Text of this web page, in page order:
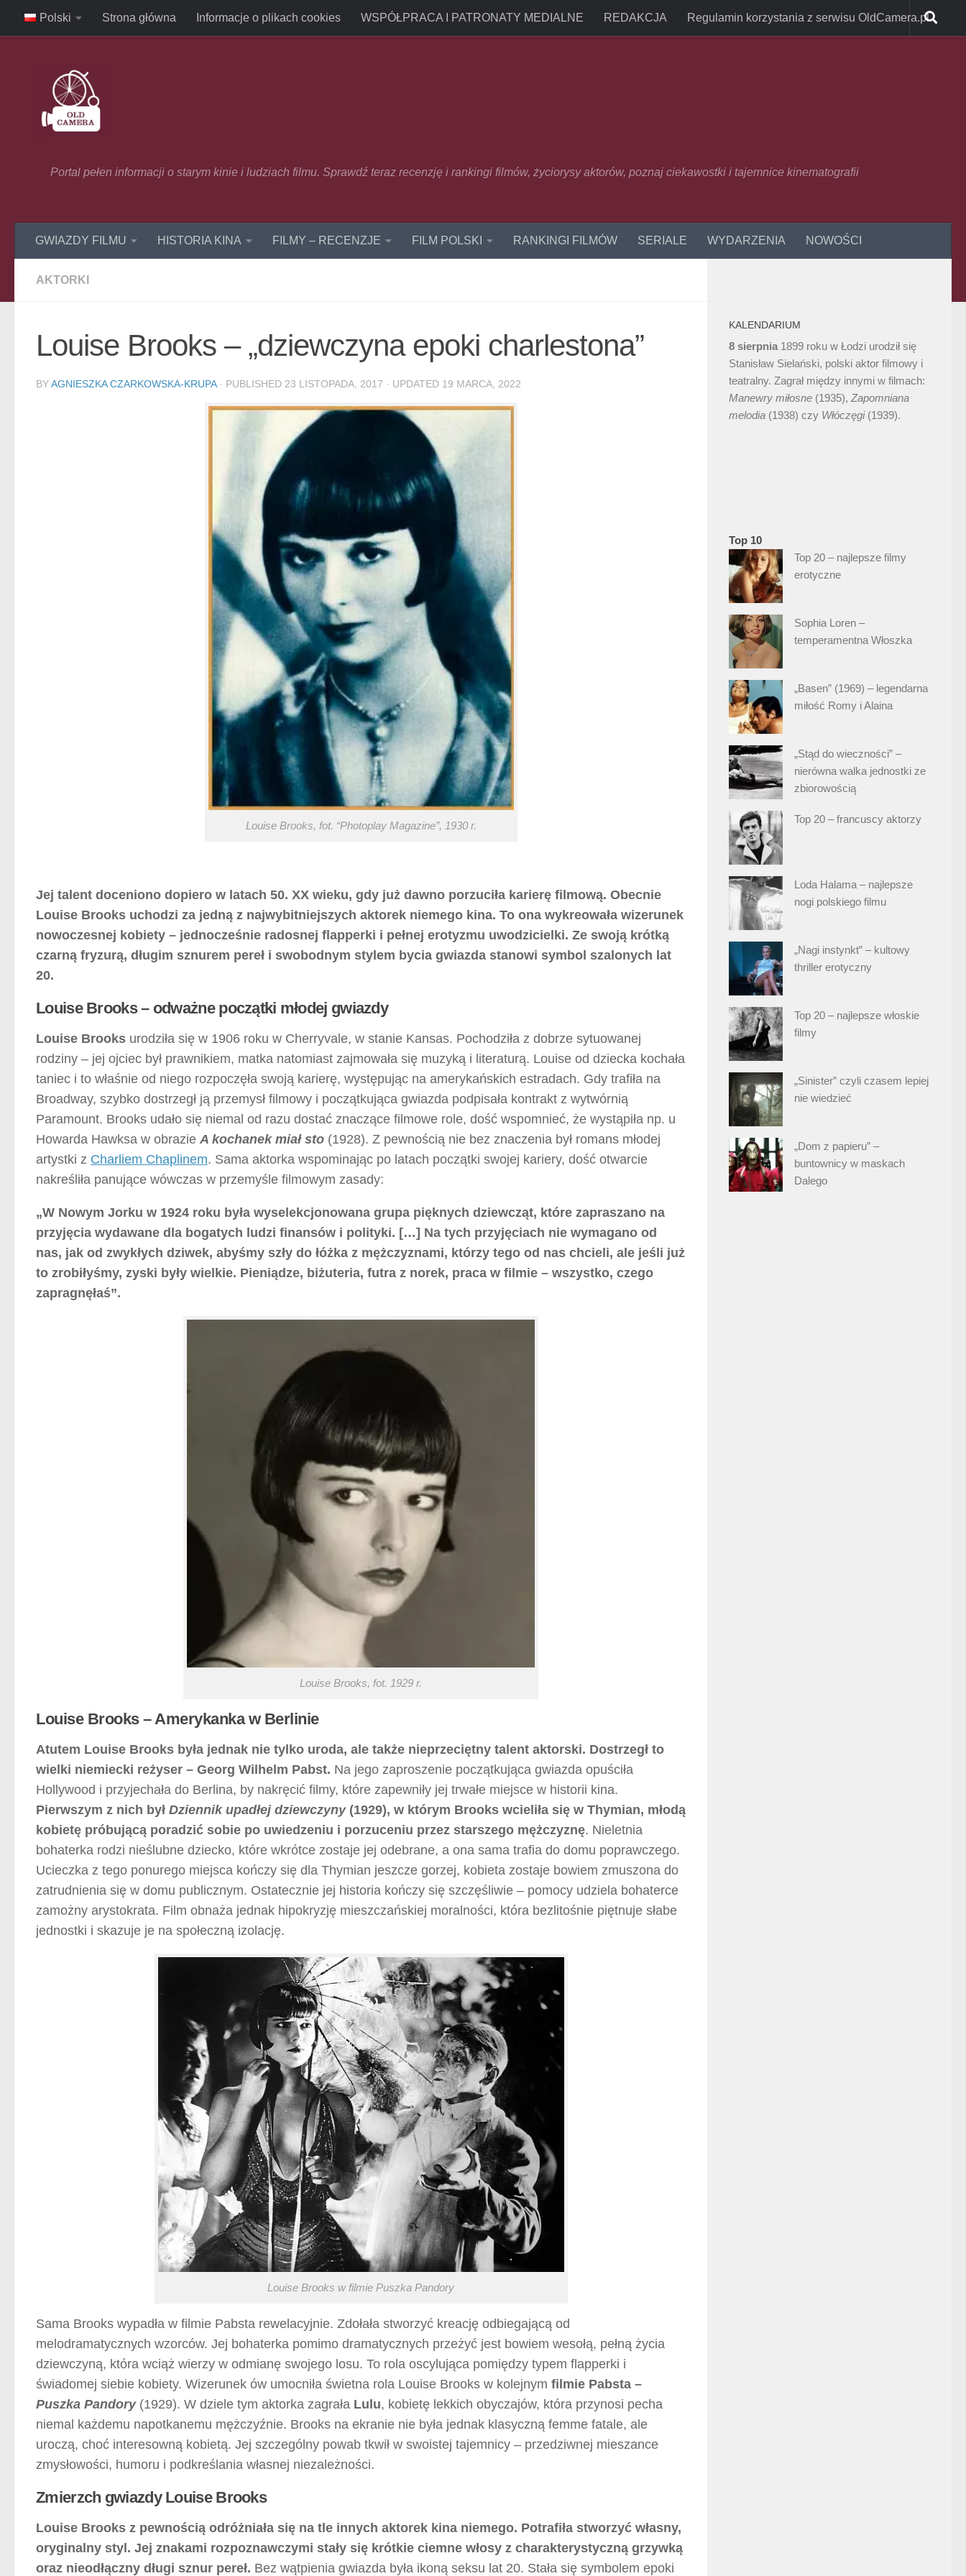
Skip to content
Polski Strona główna Informacje o plikach cookies WSPÓŁPRACA I PATRONATY MEDIALNE REDAKCJA Regulamin korzystania z serwisu OldCamera.pl
Portal pełen informacji o starym kinie i ludziach filmu. Sprawdź teraz recenzję i rankingi filmów, życiorysy aktorów, poznaj ciekawostki i tajemnice kinematografii
GWIAZDY FILMU HISTORIA KINA FILMY – RECENZJE FILM POLSKI RANKINGI FILMÓW SERIALE WYDARZENIA NOWOŚCI
AKTORKI
Louise Brooks – „dziewczyna epoki charlestona”
BYAGNIESZKA CZARKOWSKA-KRUPA · PUBLISHED 23 LISTOPADA, 2017 · UPDATED 19 MARCA, 2022
Louise Brooks, fot. “Photoplay Magazine”, 1930 r.
Jej talent doceniono dopiero w latach 50. XX wieku, gdy już dawno porzuciła karierę filmową. Obecnie
Louise Brooks uchodzi za jedną z najwybitniejszych aktorek niemego kina. To ona wykreowała wizerunek
nowoczesnej kobiety – jednocześnie radosnej flapperki i pełnej erotyzmu uwodzicielki. Ze swoją krótką
czarną fryzurą, długim sznurem pereł i swobodnym stylem bycia gwiazda stanowi symbol szalonych lat
20.
Louise Brooks – odważne początki młodej gwiazdy
Louise Brooks urodziła się w 1906 roku w Cherryvale, w stanie Kansas. Pochodziła z dobrze sytuowanej
rodziny – jej ojciec był prawnikiem, matka natomiast zajmowała się muzyką i literaturą. Louise od dziecka kochała
taniec i to właśnie od niego rozpoczęła swoją karierę, występując na amerykańskich estradach. Gdy trafiła na
Broadway, szybko dostrzegł ją przemysł filmowy i początkująca gwiazda podpisała kontrakt z wytwórnią
Paramount. Brooks udało się niemal od razu dostać znaczące filmowe role, dość wspomnieć, że wystąpiła np. u
Howarda Hawksa w obrazie A kochanek miał sto (1928). Z pewnością nie bez znaczenia był romans młodej
artystki z Charliem Chaplinem. Sama aktorka wspominając po latach początki swojej kariery, dość otwarcie
nakreśliła panujące wówczas w przemyśle filmowym zasady:
„W Nowym Jorku w 1924 roku była wyselekcjonowana grupa pięknych dziewcząt, które zapraszano na
przyjęcia wydawane dla bogatych ludzi finansów i polityki. […] Na tych przyjęciach nie wymagano od
nas, jak od zwykłych dziwek, abyśmy szły do łóżka z mężczyznami, którzy tego od nas chcieli, ale jeśli już
to zrobiłyśmy, zyski były wielkie. Pieniądze, biżuteria, futra z norek, praca w filmie – wszystko, czego
zapragnęłaś”.
Louise Brooks, fot. 1929 r.
Louise Brooks – Amerykanka w Berlinie
Atutem Louise Brooks była jednak nie tylko uroda, ale także nieprzeciętny talent aktorski. Dostrzegł to
wielki niemiecki reżyser – Georg Wilhelm Pabst. Na jego zaproszenie początkująca gwiazda opuściła
Hollywood i przyjechała do Berlina, by nakręcić filmy, które zapewniły jej trwałe miejsce w historii kina.
Pierwszym z nich był Dziennik upadłej dziewczyny(1929), w którym Brooks wcieliła się w Thymian, młodą
kobietę próbującą poradzić sobie po uwiedzeniu i porzuceniu przez starszego mężczyznę. Nieletnia
bohaterka rodzi nieślubne dziecko, które wkrótce zostaje jej odebrane, a ona sama trafia do domu poprawczego.
Ucieczka z tego ponurego miejsca kończy się dla Thymian jeszcze gorzej, kobieta zostaje bowiem zmuszona do
zatrudnienia się w domu publicznym. Ostatecznie jej historia kończy się szczęśliwie – pomocy udziela bohaterce
zamożny arystokrata. Film obnaża jednak hipokryzję mieszczańskiej moralności, która bezlitośnie piętnuje słabe
jednostki i skazuje je na społeczną izolację.
Louise Brooks w filmie Puszka Pandory
Sama Brooks wypadła w filmie Pabsta rewelacyjnie. Zdołała stworzyć kreację odbiegającą od
melodramatycznych wzorców. Jej bohaterka pomimo dramatycznych przeżyć jest bowiem wesołą, pełną życia
dziewczyną, która wciąż wierzy w odmianę swojego losu. To rola oscylująca pomiędzy typem flapperki i
świadomej siebie kobiety. Wizerunek ów umocniła świetna rola Louise Brooks w kolejnym filmie Pabsta –
Puszka Pandory (1929). W dziele tym aktorka zagrała Lulu, kobietę lekkich obyczajów, która przynosi pecha
niemal każdemu napotkanemu mężczyźnie. Brooks na ekranie nie była jednak klasyczną femme fatale, ale
uroczą, choć interesowną kobietą. Jej szczególny powab tkwił w swoistej tajemnicy – przedziwnej mieszance
zmysłowości, humoru i podkreślania własnej niezależności.
Zmierzch gwiazdy Louise Brooks
Louise Brooks z pewnością odróżniała się na tle innych aktorek kina niemego. Potrafiła stworzyć własny,
oryginalny styl. Jej znakami rozpoznawczymi stały się krótkie ciemne włosy z charakterystyczną grzywką
oraz nieodłączny długi sznur pereł. Bez wątpienia gwiazda była ikoną seksu lat 20. Stała się symbolem epoki
KALENDARIUM
8 sierpnia 1899 roku w Łodzi urodził się
Stanisław Sielański, polski aktor filmowy i
teatralny. Zagrał między innymi w filmach:
Manewry miłosne (1935), Zapomniana
melodia (1938) czy Włóczęgi(1939).
Top 10
Top 20 – najlepsze filmy
erotyczne
Sophia Loren –
temperamentna Włoszka
„Basen” (1969) – legendarna
miłość Romy i Alaina
„Stąd do wieczności” –
nierówna walka jednostki ze
zbiorowością
Top 20 – francuscy aktorzy
Loda Halama – najlepsze
nogi polskiego filmu
„Nagi instynkt” – kultowy
thriller erotyczny
Top 20 – najlepsze włoskie
filmy
„Sinister” czyli czasem lepiej
nie wiedzieć
„Dom z papieru” –
buntownicy w maskach
Dalego